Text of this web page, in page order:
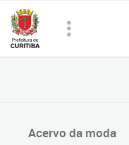
Acervo da moda